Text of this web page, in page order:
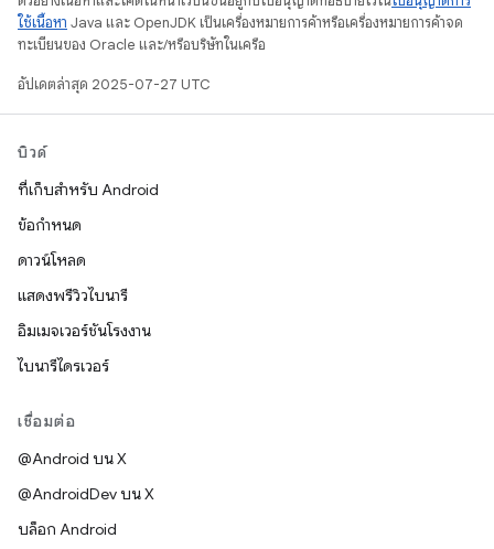
ใช้เนื้อหา Java และ OpenJDK เป็นเครื่องหมายการค้าหรือเครื่องหมายการค้าจด
ทะเบียนของ Oracle และ/หรือบริษัทในเครือ
อัปเดตล่าสุด 2025-07-27 UTC
บิวด์
ที่เก็บสำหรับ Android
ข้อกำหนด
ดาวน์โหลด
แสดงพรีวิวไบนารี
อิมเมจเวอร์ชันโรงงาน
ไบนารีไดรเวอร์
เชื่อมต่อ
@Android บน X
@AndroidDev บน X
บล็อก Android